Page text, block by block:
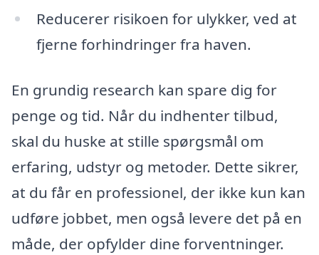
Reducerer risikoen for ulykker, ved at
fjerne forhindringer fra haven.
En grundig research kan spare dig for
penge og tid. Når du indhenter tilbud,
skal du huske at stille spørgsmål om
erfaring, udstyr og metoder. Dette sikrer,
at du får en professionel, der ikke kun kan
udføre jobbet, men også levere det på en
måde, der opfylder dine forventninger.